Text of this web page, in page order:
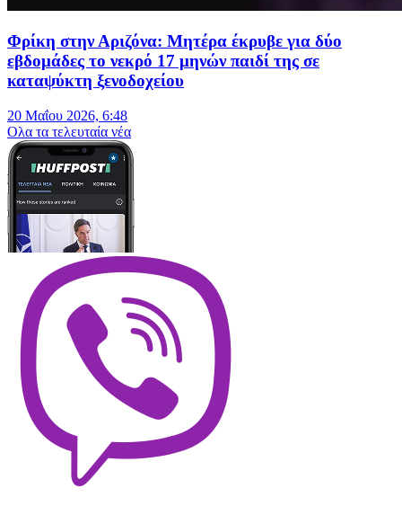
Φρίκη στην Αριζόνα: Μητέρα έκρυβε για δύο
εβδομάδες το νεκρό 17 μηνών παιδί της σε
καταψύκτη ξενοδοχείου
20 Μαΐου 2026, 6:48
Oλα τα τελευταία νέα